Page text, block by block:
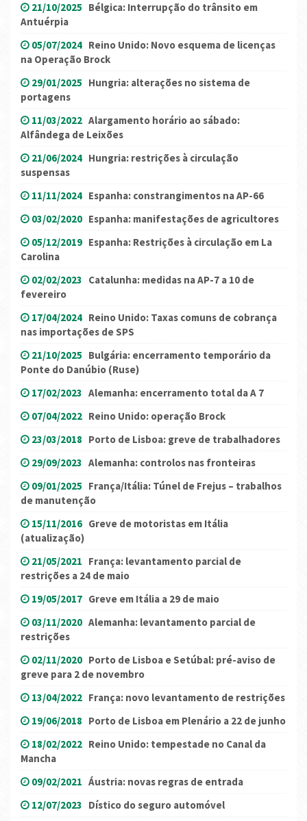
21/10/2025 Bélgica: Interrupção do trânsito em
Antuérpia
05/07/2024 Reino Unido: Novo esquema de licenças
na Operação Brock
29/01/2025 Hungria: alterações no sistema de
portagens
11/03/2022 Alargamento horário ao sábado:
Alfândega de Leixões
21/06/2024 Hungria: restrições à circulação
suspensas
11/11/2024 Espanha: constrangimentos na AP-66
03/02/2020 Espanha: manifestações de agricultores
05/12/2019 Espanha: Restrições à circulação em La
Carolina
02/02/2023 Catalunha: medidas na AP-7 a 10 de
fevereiro
17/04/2024 Reino Unido: Taxas comuns de cobrança
nas importações de SPS
21/10/2025 Bulgária: encerramento temporário da
Ponte do Danúbio (Ruse)
17/02/2023 Alemanha: encerramento total da A 7
07/04/2022 Reino Unido: operação Brock
23/03/2018 Porto de Lisboa: greve de trabalhadores
29/09/2023 Alemanha: controlos nas fronteiras
09/01/2025 França/Itália: Túnel de Frejus – trabalhos
de manutenção
15/11/2016 Greve de motoristas em Itália
(atualização)
21/05/2021 França: levantamento parcial de
restrições a 24 de maio
19/05/2017 Greve em Itália a 29 de maio
03/11/2020 Alemanha: levantamento parcial de
restrições
02/11/2020 Porto de Lisboa e Setúbal: pré-aviso de
greve para 2 de novembro
13/04/2022 França: novo levantamento de restrições
19/06/2018 Porto de Lisboa em Plenário a 22 de junho
18/02/2022 Reino Unido: tempestade no Canal da
Mancha
09/02/2021 Áustria: novas regras de entrada
12/07/2023 Dístico do seguro automóvel